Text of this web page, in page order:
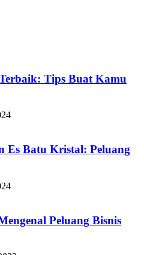
Tips Buat Kamu
Es Batu Kristal: Peluang
Peluang Bisnis